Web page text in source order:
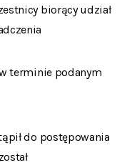
biorący udział
terminie podanym
do postępowania